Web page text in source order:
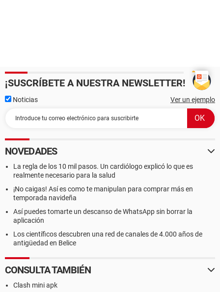
¡SUSCRÍBETE A NUESTRA NEWSLETTER!
Noticias Ver un ejemplo
NOVEDADES
La regla de los 10 mil pasos. Un cardiólogo explicó lo que es
realmente necesario para la salud
¡No caigas! Así es como te manipulan para comprar más en
temporada navideña
Así puedes tomarte un descanso de WhatsApp sin borrar la
aplicación
Los científicos descubren una red de canales de 4.000 años de
antigüedad en Belice
CONSULTA TAMBIÉN
Clash mini apk